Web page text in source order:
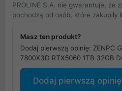
PROLINE S.A. nie gwarantuje, że
pochodzą od osób, które zakupiły
Masz ten produkt?
Dodaj pierwszą opinię: ZENPC
7800X3D RTX5060 1TB 32GB
Dodaj pierwszą